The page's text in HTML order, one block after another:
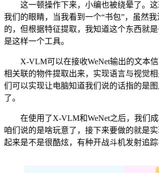
这一顿操作下来，小编也被绕晕了。这
我们的眼睛，当我看到一个“书包”，虽然
的，但根据特征提取，我知道这个东西就
是这样一个工具。
X-VLM可以在接收WeNet输出的文本信
相关联的物件提取出来，实现语言与视觉
们可以实现让电脑知道我们说的话指的是
了。
在使用了X-VLM和WeNet之后，我们成
咱们说的是啥玩意了，接下来要做的就是
起来是不是很酷炫，有种开战斗机发射追